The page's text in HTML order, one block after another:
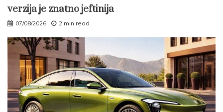
verzija je znatno jeftinija
07/08/2026 2 min read